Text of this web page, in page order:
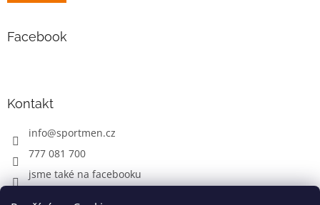
Facebook
Kontakt
info@sportmen.cz
777 081 700
jsme také na facebooku